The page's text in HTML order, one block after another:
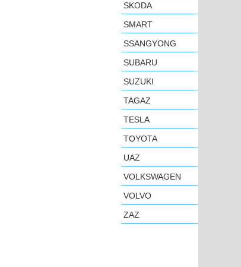
SKODA
SMART
SSANGYONG
SUBARU
SUZUKI
TAGAZ
TESLA
TOYOTA
UAZ
VOLKSWAGEN
VOLVO
ZAZ